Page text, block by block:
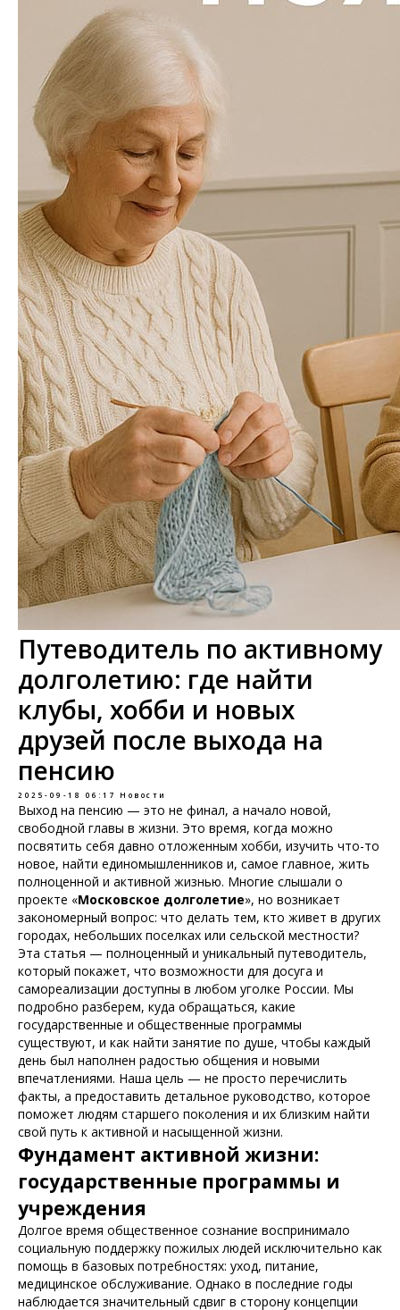
Путеводитель по активному
долголетию: где найти
клубы, хобби и новых
друзей после выхода на
пенсию
2025-09-18 06:17 Новости
Выход на пенсию — это не финал, а начало новой,
свободной главы в жизни. Это время, когда можно
посвятить себя давно отложенным хобби, изучить что-то
новое, найти единомышленников и, самое главное, жить
полноценной и активной жизнью. Многие слышали о
проекте «Московское долголетие», но возникает
закономерный вопрос: что делать тем, кто живет в других
городах, небольших поселках или сельской местности?
Эта статья — полноценный и уникальный путеводитель,
который покажет, что возможности для досуга и
самореализации доступны в любом уголке России. Мы
подробно разберем, куда обращаться, какие
государственные и общественные программы
существуют, и как найти занятие по душе, чтобы каждый
день был наполнен радостью общения и новыми
впечатлениями. Наша цель — не просто перечислить
факты, а предоставить детальное руководство, которое
поможет людям старшего поколения и их близким найти
свой путь к активной и насыщенной жизни.
Фундамент активной жизни:
государственные программы и
учреждения
Долгое время общественное сознание воспринимало
социальную поддержку пожилых людей исключительно как
помощь в базовых потребностях: уход, питание,
медицинское обслуживание. Однако в последние годы
наблюдается значительный сдвиг в сторону концепции